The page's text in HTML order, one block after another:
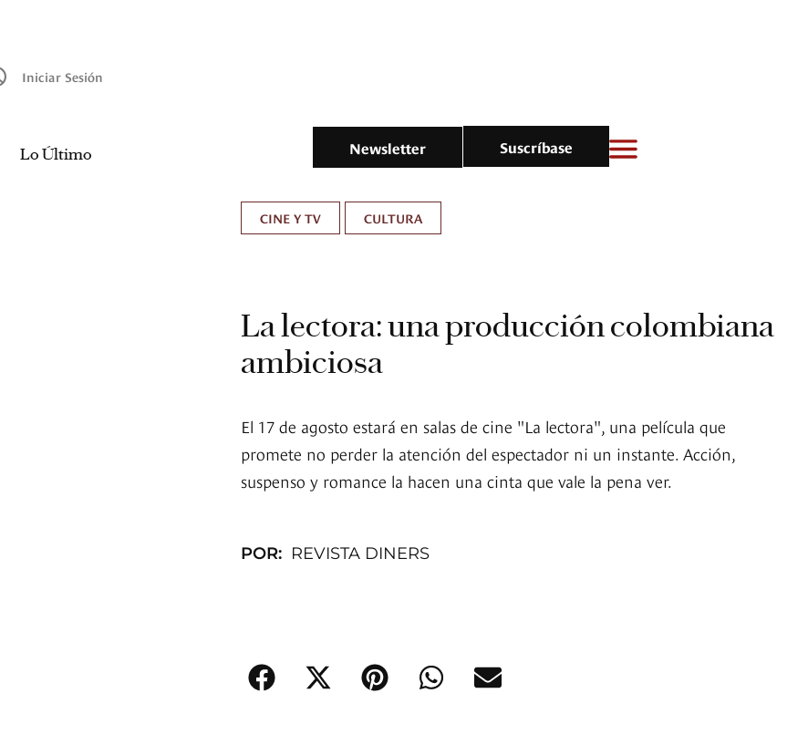
Iniciar Sesión
Lo Último Newsletter Suscríbase
CINE Y TV CULTURA
La lectora: una producción colombiana
ambiciosa
El 17 de agosto estará en salas de cine "La lectora", una película que
promete no perder la atención del espectador ni un instante. Acción,
suspenso y romance la hacen una cinta que vale la pena ver.
POR: REVISTA DINERS